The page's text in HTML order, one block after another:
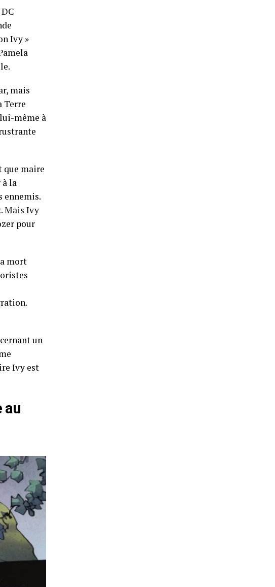
Ivy »
mais
Terre
même à
que maire
à la
ennemis.
Mais Ivy
pour
mort
un
Ivy est
au